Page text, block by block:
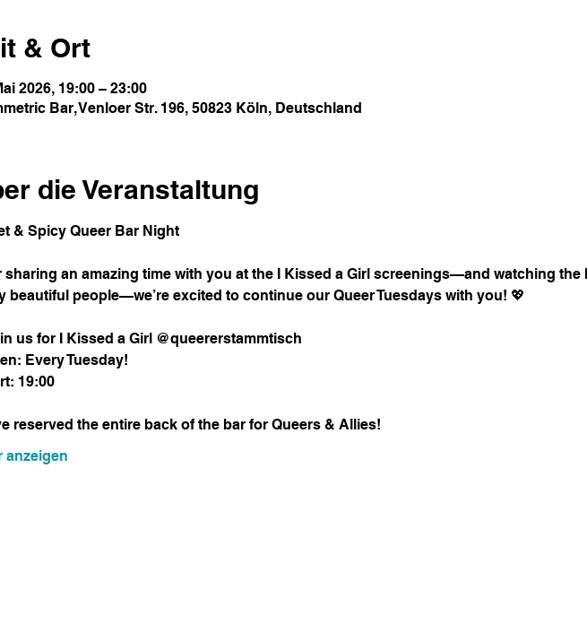
& Ort
2026, 19:00 – 23:00
Bar, Venloer Str. 196, 50823 Köln, Deutschland
die Veranstaltung
& Spicy Queer Bar Night
sharing an amazing time with you at the I Kissed a Girl screenings—and watching the
beautiful people—we’re excited to continue our Queer Tuesdays with you! 💖
us for I Kissed a Girl @queererstammtisch
Every Tuesday!
19:00
reserved the entire back of the bar for Queers & Allies!
anzeigen